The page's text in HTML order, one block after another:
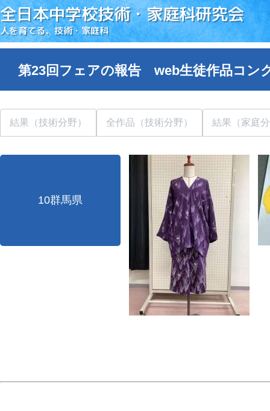
全日本中学校技術・家庭科研究会
人を育てる、技術・家庭科
第23回フェアの報告 web生徒作品コン
結果（技術分野） 全作品（技術分野） 結果（家庭
10群馬県